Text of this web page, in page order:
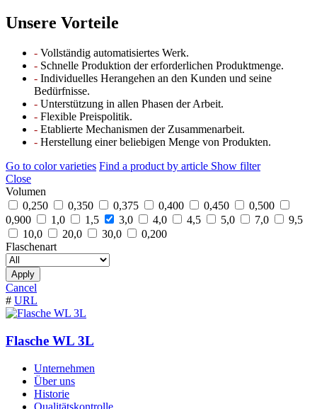
Unsere Vorteile
- Vollständig automatisiertes Werk.
- Schnelle Produktion der erforderlichen Produktmenge.
- Individuelles Herangehen an den Kunden und seine
Bedürfnisse.
- Unterstützung in allen Phasen der Arbeit.
- Flexible Preispolitik.
- Etablierte Mechanismen der Zusammenarbeit.
- Herstellung einer beliebigen Menge von Produkten.
Go to color varieties Find a product by article Show filter
Close
Volumen
0,250
0,350 0,375 0,400 0,450
0,500
0,900
1,0 1,5 3,0 4,0 4,5 5,0 7,0
9,5
10,0
20,0 30,0
0,200
Flaschenart
Apply
Cancel
# URL
Flasche WL 3L
Unternehmen
Über uns
Historie
Qualitätskontrolle